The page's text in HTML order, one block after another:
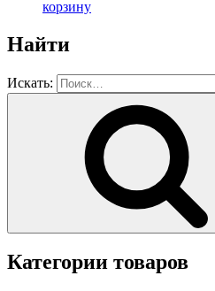
корзину
Найти
Искать:
Категории товаров